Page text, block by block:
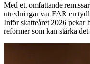
Med ett omfattande
utredningar var FAR en
Inför skatteåret 2026 pekar
reformer som kan stärka